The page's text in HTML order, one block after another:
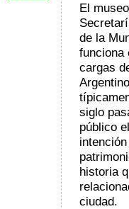
El
de la
funciona
cargas
siglo
público
historia
ciudad.